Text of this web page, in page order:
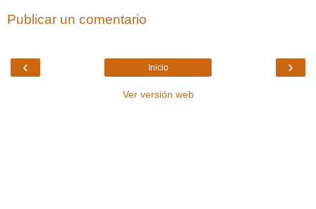
Publicar un comentario
‹ ›
Inicio
Ver versión web